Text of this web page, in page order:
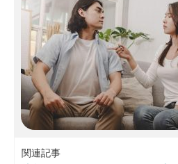
関連記事